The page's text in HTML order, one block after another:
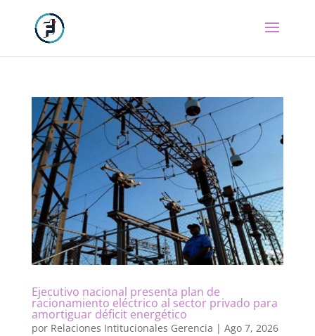
Ejecutivo nacional presenta plan de
racionamiento eléctrico al sector privado para
amortiguar déficit energético
por Relaciones Intitucionales Gerencia | Ago 7, 2026